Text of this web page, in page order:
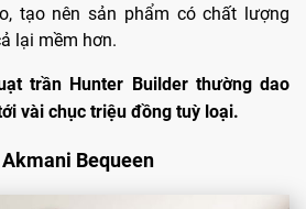
tạo nên sản phẩm có chất lượng
lại mềm hơn.
trần Hunter Builder thường dao
vài chục triệu đồng tuỳ loại.
Bequeen